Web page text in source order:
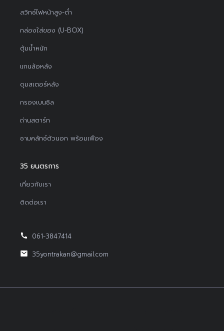
สวิทช์ไฟหน้าสูง-ต่ำ
กล่องใส่ของ (U-BOX)
ตุ้มน้ำหนัก
แกนล้อหลัง
ดุมสเตอร์หลัง
กรองเบนซิล
ถ่านสตาร์ท
ชามคลัทช์ตัวนอก พร้อมเฟือง
35 ยนตรการ
เกี่ยวกับเรา
ติดต่อเรา
061-3847414
35yontrakan@gmail.com